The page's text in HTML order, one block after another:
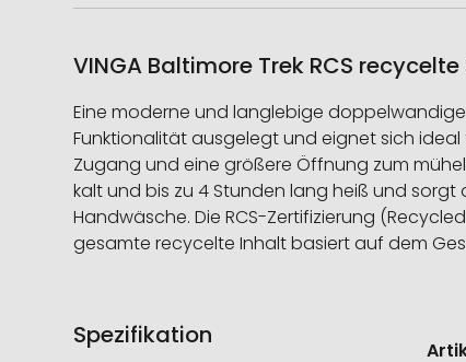
VINGA Baltimore Trek RCS
Eine moderne und langlebige
Funktionalität ausgelegt und eignet sich
Zugang und eine größere Öffnung zum
kalt und bis zu 4 Stunden lang heiß und
Handwäsche. Die RCS-Zertifizierung
gesamte recycelte Inhalt basiert auf dem
Spezifikation